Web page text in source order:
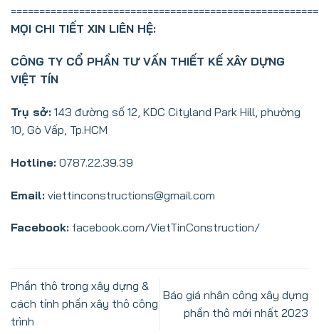
======================================================
MỌI CHI TIẾT XIN LIÊN HỆ:
CÔNG TY CỔ PHẦN TƯ VẤN THIẾT KẾ XÂY DỰNG
VIỆT TÍN
Trụ sở: 143 đường số 12, KDC Cityland Park Hill, phường
10, Gò Vấp, Tp.HCM
Hotline: 0787.22.39.39
Email: viettinconstructions@gmail.com
Facebook: facebook.com/VietTinConstruction/
Phần thô trong xây dựng &
cách tính phần xây thô công
trình
Báo giá nhân công xây dựng
phần thô mới nhất 2023